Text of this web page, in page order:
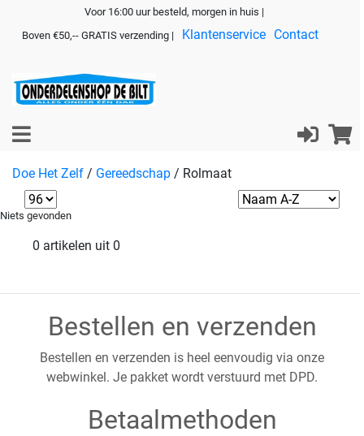
Voor 16:00 uur besteld, morgen in huis |
Boven €50,-- GRATIS verzending |
Klantenservice Contact
Doe Het Zelf / Gereedschap / Rolmaat
Niets gevonden
0 artikelen uit 0
Bestellen en verzenden
Bestellen en verzenden is heel eenvoudig via onze
webwinkel. Je pakket wordt verstuurd met DPD.
Betaalmethoden